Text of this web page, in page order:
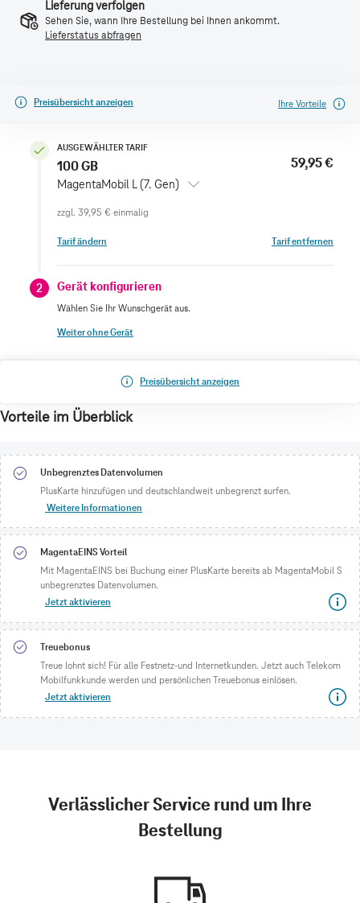
Lieferung verfolgen
Sehen Sie, wann Ihre Bestellung bei Ihnen ankommt.
Lieferstatus abfragen
Preisübersicht anzeigen Ihre Vorteile
AUSGEWÄHLTER TARIF
100 GB
MagentaMobil L (7. Gen)
59,95 €
zzgl. 39,95 € einmalig
Tarif ändern Tarif entfernen
2 Gerät konfigurieren
Wählen Sie Ihr Wunschgerät aus.
Weiter ohne Gerät
Preisübersicht anzeigen
Vorteile im Überblick
Unbegrenztes Datenvolumen
PlusKarte hinzufügen und deutschlandweit unbegrenzt surfen.
Weitere Informationen
MagentaEINS Vorteil
Mit MagentaEINS bei Buchung einer PlusKarte bereits ab MagentaMobil S
unbegrenztes Datenvolumen.
Jetzt aktivieren
Treuebonus
Treue lohnt sich! Für alle Festnetz-und Internetkunden. Jetzt auch Telekom
Mobilfunkkunde werden und persönlichen Treuebonus einlösen.
Jetzt aktivieren